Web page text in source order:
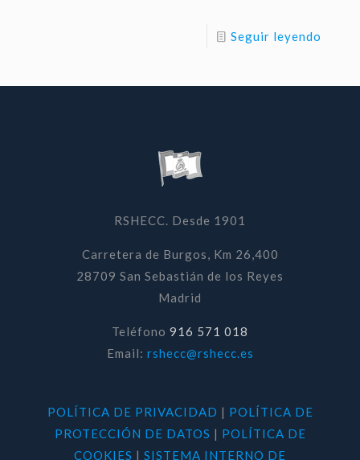
Seguir leyendo
RSHECC. Desde 1901
Carretera de Burgos, Km 26,400
28709 San Sebastián de los Reyes
Madrid
Teléfono 916 571 018
Email: rshecc@rshecc.es
POLÍTICA DE PRIVACIDAD | POLÍTICA DE
PROTECCIÓN DE DATOS | POLÍTICA DE
COOKIES | SISTEMA INTERNO DE